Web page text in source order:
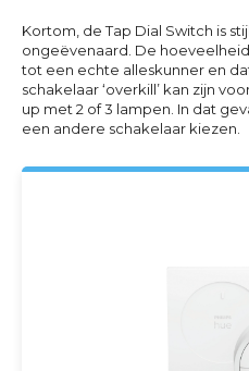
Kortom, de Tap Dial Switch is
ongeëvenaard. De
tot een echte alleskunner en
schakelaar ‘overkill’ kan zijn
up met 2 of 3 lampen. In dat
een andere schakelaar kiezen.